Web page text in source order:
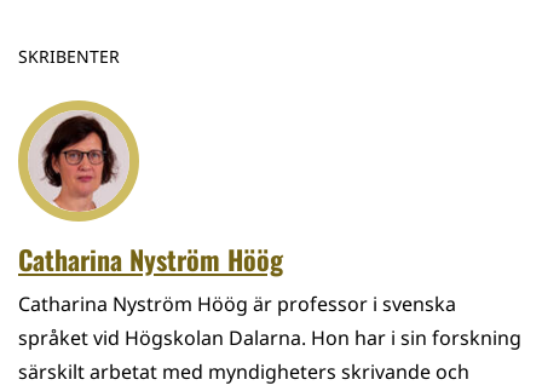
SKRIBENTER
Catharina Nyström Höög
Catharina Nyström Höög är professor i svenska
språket vid Högskolan Dalarna. Hon har i sin forskning
särskilt arbetat med myndigheters skrivande och